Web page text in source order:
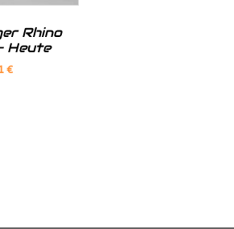
Rhino
Heute
€